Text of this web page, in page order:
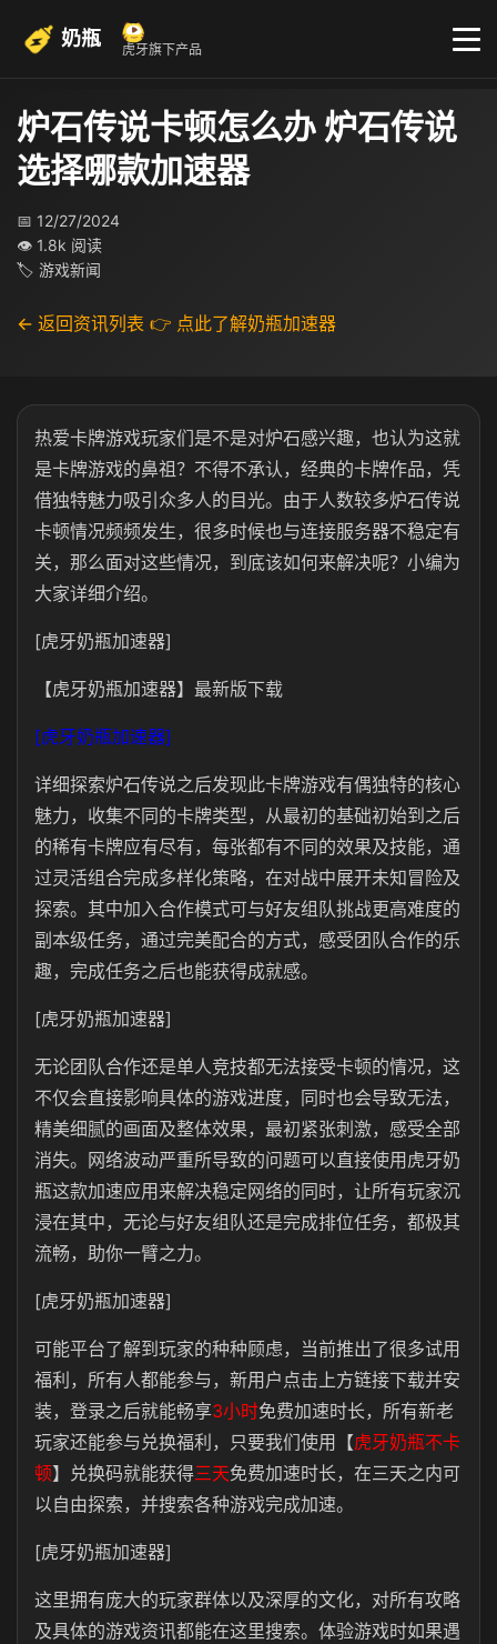
奶瓶 虎牙旗下产品
炉石传说卡顿怎么办 炉石传说
选择哪款加速器
📅 12/27/2024
👁 1.8k 阅读
🏷 游戏新闻
← 返回资讯列表 👉 点此了解奶瓶加速器
热爱卡牌游戏玩家们是不是对炉石感兴趣，也认为这就
是卡牌游戏的鼻祖？不得不承认，经典的卡牌作品，凭
借独特魅力吸引众多人的目光。由于人数较多炉石传说
卡顿情况频频发生，很多时候也与连接服务器不稳定有
关，那么面对这些情况，到底该如何来解决呢？小编为
大家详细介绍。
[虎牙奶瓶加速器]
【虎牙奶瓶加速器】最新版下载
[虎牙奶瓶加速器]
详细探索炉石传说之后发现此卡牌游戏有偶独特的核心
魅力，收集不同的卡牌类型，从最初的基础初始到之后
的稀有卡牌应有尽有，每张都有不同的效果及技能，通
过灵活组合完成多样化策略，在对战中展开未知冒险及
探索。其中加入合作模式可与好友组队挑战更高难度的
副本级任务，通过完美配合的方式，感受团队合作的乐
趣，完成任务之后也能获得成就感。
[虎牙奶瓶加速器]
无论团队合作还是单人竞技都无法接受卡顿的情况，这
不仅会直接影响具体的游戏进度，同时也会导致无法，
精美细腻的画面及整体效果，最初紧张刺激，感受全部
消失。网络波动严重所导致的问题可以直接使用虎牙奶
瓶这款加速应用来解决稳定网络的同时，让所有玩家沉
浸在其中，无论与好友组队还是完成排位任务，都极其
流畅，助你一臂之力。
[虎牙奶瓶加速器]
可能平台了解到玩家的种种顾虑，当前推出了很多试用
福利，所有人都能参与，新用户点击上方链接下载并安
装，登录之后就能畅享3小时免费加速时长，所有新老
玩家还能参与兑换福利，只要我们使用【虎牙奶瓶不卡
顿】兑换码就能获得三天免费加速时长，在三天之内可
以自由探索，并搜索各种游戏完成加速。
[虎牙奶瓶加速器]
这里拥有庞大的玩家群体以及深厚的文化，对所有攻略
及具体的游戏资讯都能在这里搜索。体验游戏时如果遇